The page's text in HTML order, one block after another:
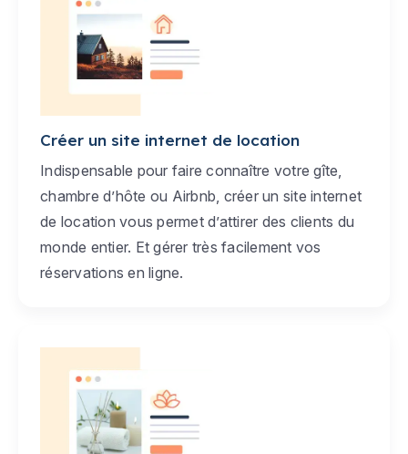
Créer un site internet de location
Indispensable pour faire connaître votre gîte,
chambre d’hôte ou Airbnb, créer un site internet
de location vous permet d’attirer des clients du
monde entier. Et gérer très facilement vos
réservations en ligne.